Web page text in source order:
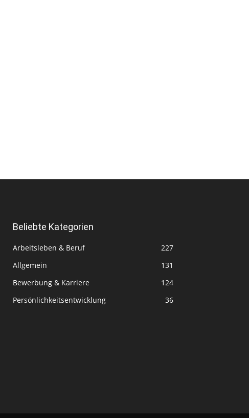
Beliebte Kategorien
Arbeitsleben & Beruf
227
Allgemein
131
Bewerbung & Karriere
124
Persönlichkeitsentwicklung
36